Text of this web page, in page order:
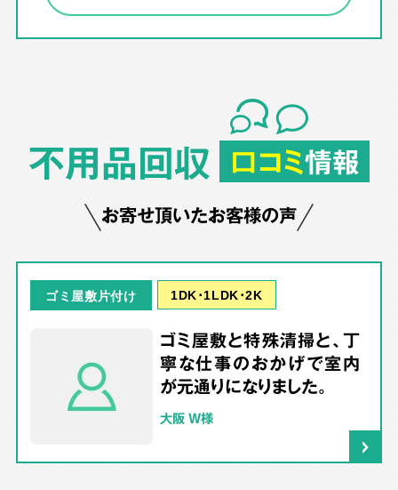
不用品回収 口コミ情報
お寄せ頂いたお客様の声
ゴミ屋敷片付け 1DK･1LDK･2K
ゴミ屋敷と特殊清掃と、丁
寧な仕事のおかげで室内
が元通りになりました。
大阪 W様